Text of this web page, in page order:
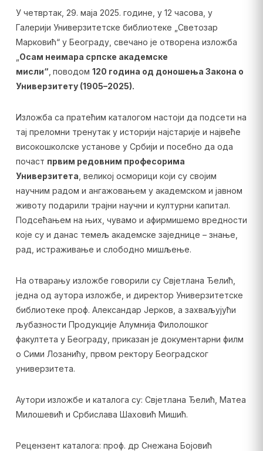
У четвртак, 29. маја 2025. године, у 12 часова, у
Галерији Универзитетске библиотеке „Светозар
Марковић“ у Београду, свечано је отворена изложба
Осам неимара српске академске
мисли“ поводом 120 година од доношења Закона о
Универзитету (1905–2025).
Изложба са пратећим каталогом настоји да подсети на
тај преломни тренутак у историји најстарије и највеће
високошколске установе у Србији и посебно да ода
почаст првим редовним професорима
Универзитета , великој осморици који су својим
научним радом и ангажовањем у академском и јавном
животу подарили трајни научни и културни капитал.
Подсећањем на њих, чувамо и афирмишемо вредности
које су и данас темељ академске заједнице – знање,
рад, истраживање и слободно мишљење.
На отварању изложбе говорили су Свјетлана Ђелић,
једна од аутора изложбе, и директор Универзитетске
библиотеке проф. Александар Јерков, а захваљујући
љубазности Продукције Алумнија Филолошког
факултета у Београду, приказан је документарни филм
о Сими Лозанићу, првом ректору Београдског
универзитета.
Аутори изложбе и каталога су: Свјетлана Ђелић, Матеа
Милошевић и Србислава Шаховић Мишић.
Рецензент каталога: проф. др Снежана Бојовић